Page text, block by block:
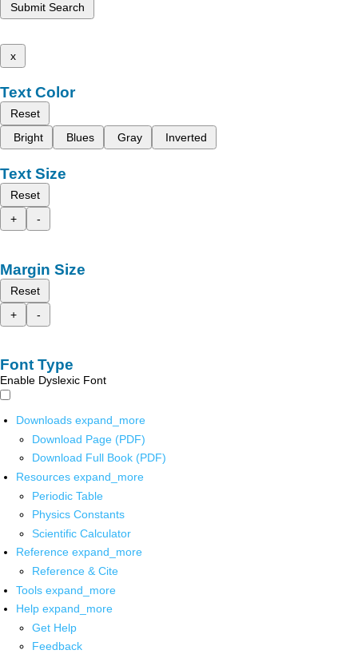
Submit Search
x
Text Color
Reset
Bright
Blues Gray Inverted
Text Size
Reset
+
-
Margin Size
Reset
+
-
Font Type
Enable Dyslexic Font
Downloads expand_more
Download Page (PDF)
Download Full Book (PDF)
Resources expand_more
Periodic Table
Physics Constants
Scientific Calculator
Reference expand_more
Reference & Cite
Tools expand_more
Help expand_more
Get Help
Feedback